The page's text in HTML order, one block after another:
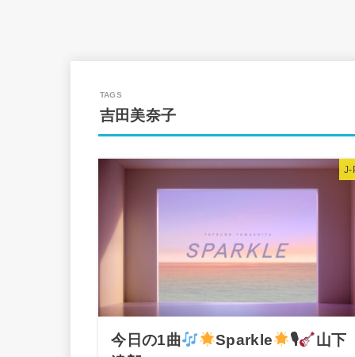
吉田美奈子
J-
今日の1曲 Sparkle 🎙
山下